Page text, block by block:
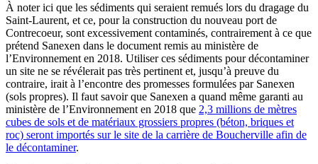
À noter ici que les sédiments qui seraient remués lors du dragage du
Saint-Laurent, et ce, pour la construction du nouveau port de
Contrecoeur, sont excessivement contaminés, contrairement à ce que
prétend Sanexen dans le document remis au ministère de
l’Environnement en 2018. Utiliser ces sédiments pour décontaminer
un site ne se révélerait pas très pertinent et, jusqu’à preuve du
contraire, irait à l’encontre des promesses formulées par Sanexen
(sols propres). Il faut savoir que Sanexen a quand même garanti au
ministère de l’Environnement en 2018 que 2,3 millions de mètres
cubes de sols et de matériaux grossiers propres (béton, briques et
roc) seront importés sur le site de la carrière de Boucherville afin de
le décontaminer.